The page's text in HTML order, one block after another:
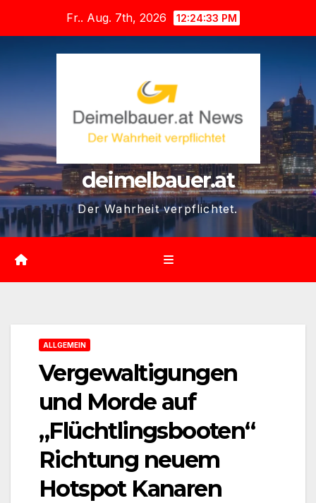
Fr.. Aug. 7th, 2026 12:24:34 PM
deimelbauer.at
Der Wahrheit verpflichtet.
ALLGEMEIN
Vergewaltigungen
und Morde auf
„Flüchtlingsbooten“
Richtung neuem
Hotspot Kanaren